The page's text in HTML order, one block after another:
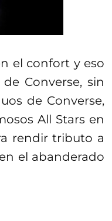
el confort y eso
Converse, sin
de Converse,
All Stars en
rendir tributo a
el abanderado